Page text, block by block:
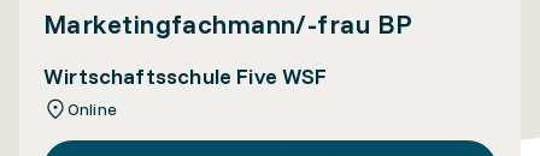
Marketingfachmann/-frau BP
Wirtschaftsschule Five WSF
Online